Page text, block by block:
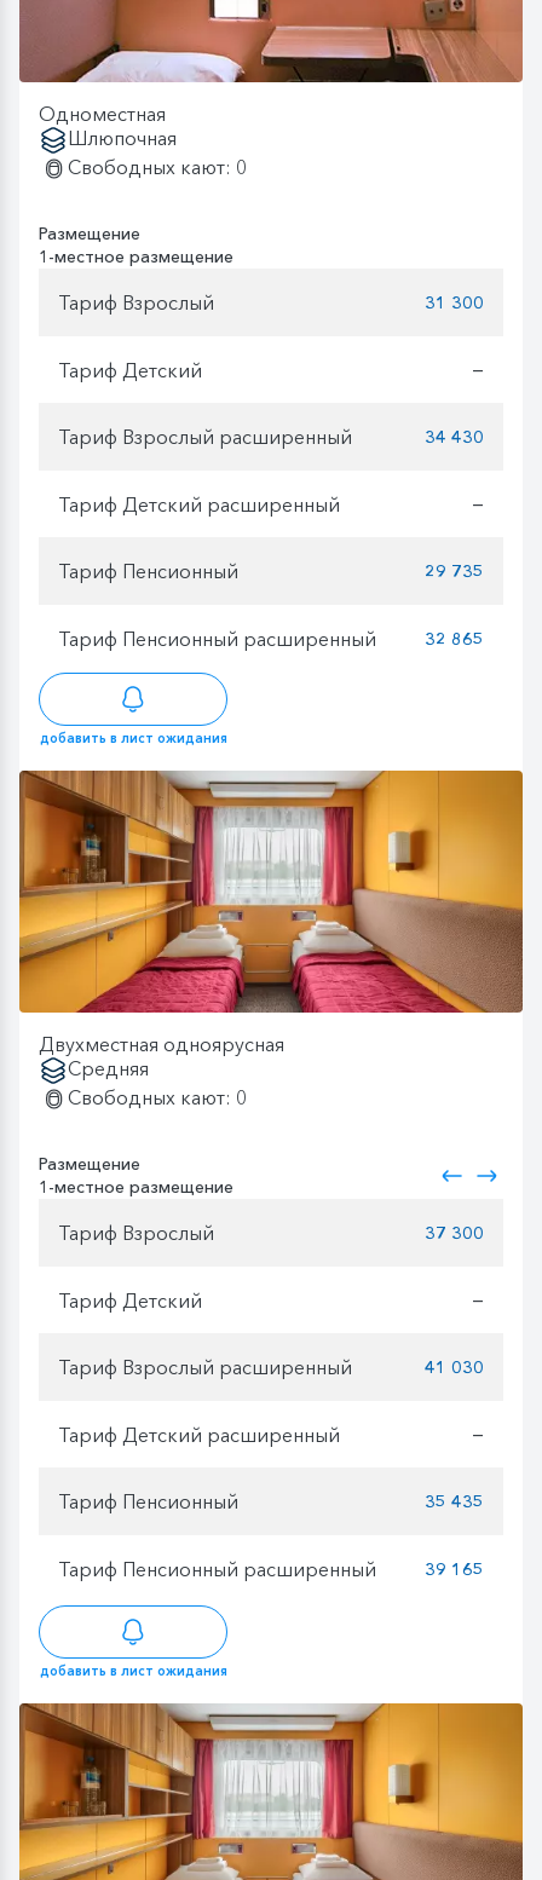
Одноместная
Шлюпочная
Свободных кают: 0
Размещение
1-местное размещение
Тариф Взрослый 31 300
Тариф Детский —
Тариф Взрослый расширенный 34 430
Тариф Детский расширенный —
Тариф Пенсионный 29 735
Тариф Пенсионный расширенный 32 865
добавить в лист ожидания
Двухместная одноярусная
Средняя
Свободных кают: 0
Размещение
1-местное размещение
Тариф Взрослый 37 300
Тариф Детский —
Тариф Взрослый расширенный 41 030
Тариф Детский расширенный —
Тариф Пенсионный 35 435
Тариф Пенсионный расширенный 39 165
добавить в лист ожидания